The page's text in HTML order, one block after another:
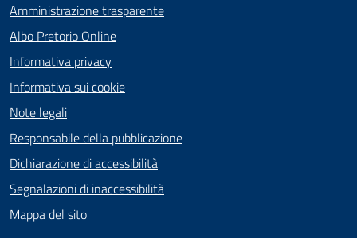
Amministrazione trasparente
Albo Pretorio Online
Informativa privacy
Informativa sui cookie
Note legali
Responsabile della pubblicazione
Dichiarazione di accessibilità
Segnalazioni di inaccessibilità
Mappa del sito